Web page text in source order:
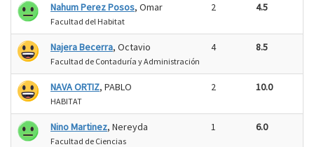
Nahum Perez Posos, Omar
Facultad del Habitat
2 4.5
Najera Becerra, Octavio
Facultad de Contaduría y Administración
4 8.5
NAVA ORTIZ, PABLO
HABITAT
2 10.0
Nino Martinez, Nereyda
Facultad de Ciencias
1 6.0